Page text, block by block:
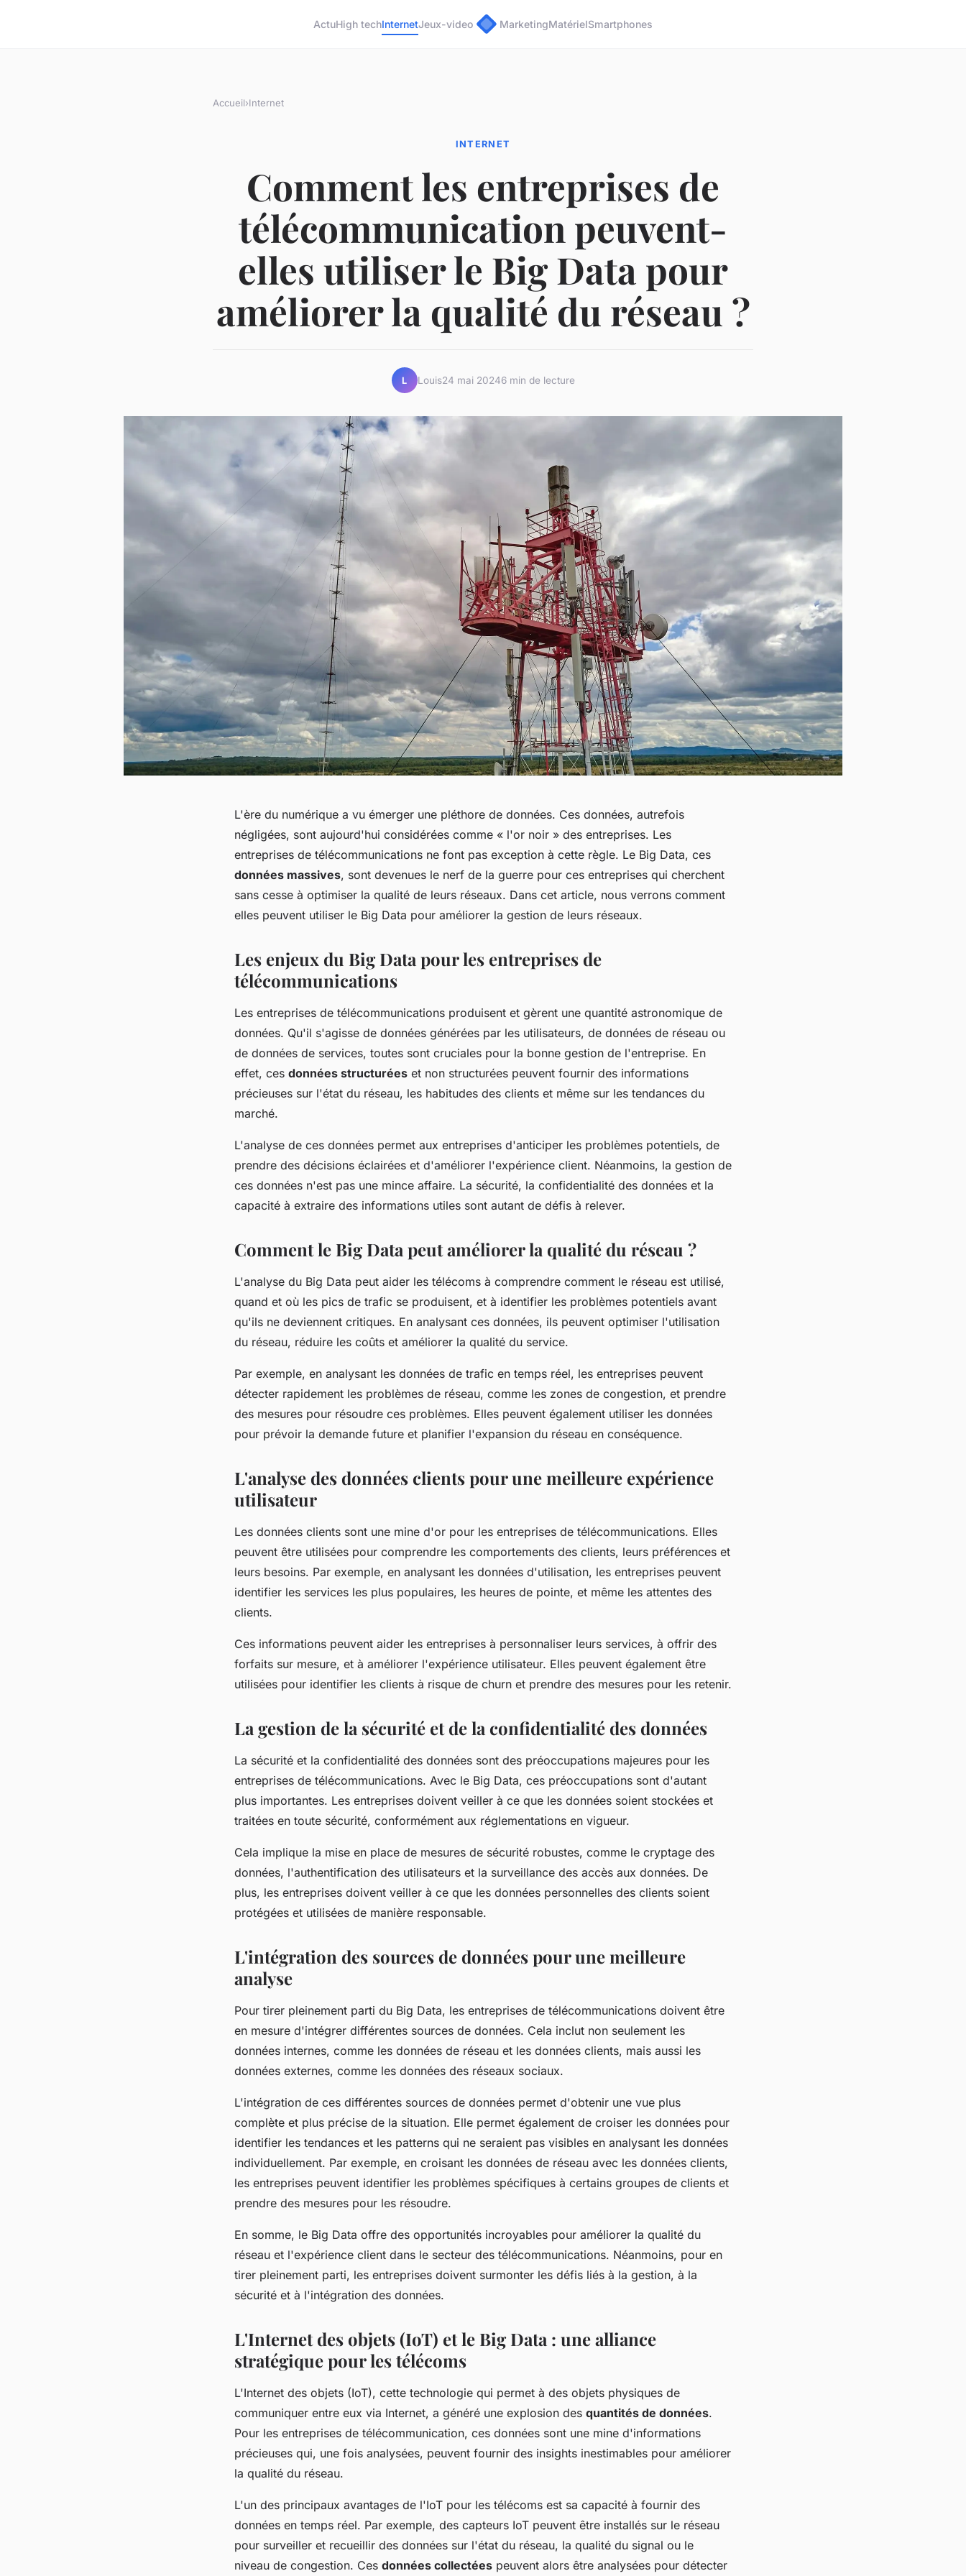
ActuHigh techInternetJeux-video MarketingMatérielSmartphones
Accueil›Internet
INTERNET
Comment les entreprises de
télécommunication peuvent-
elles utiliser le Big Data pour
améliorer la qualité du réseau ?
L Louis24 mai 20246 min de lecture
L'ère du numérique a vu émerger une pléthore de données. Ces données, autrefois
négligées, sont aujourd'hui considérées comme « l'or noir » des entreprises. Les
entreprises de télécommunications ne font pas exception à cette règle. Le Big Data, ces
données massives, sont devenues le nerf de la guerre pour ces entreprises qui cherchent
sans cesse à optimiser la qualité de leurs réseaux. Dans cet article, nous verrons comment
elles peuvent utiliser le Big Data pour améliorer la gestion de leurs réseaux.
Les enjeux du Big Data pour les entreprises de
télécommunications
Les entreprises de télécommunications produisent et gèrent une quantité astronomique de
données. Qu'il s'agisse de données générées par les utilisateurs, de données de réseau ou
de données de services, toutes sont cruciales pour la bonne gestion de l'entreprise. En
effet, ces données structurées et non structurées peuvent fournir des informations
précieuses sur l'état du réseau, les habitudes des clients et même sur les tendances du
marché.
L'analyse de ces données permet aux entreprises d'anticiper les problèmes potentiels, de
prendre des décisions éclairées et d'améliorer l'expérience client. Néanmoins, la gestion de
ces données n'est pas une mince affaire. La sécurité, la confidentialité des données et la
capacité à extraire des informations utiles sont autant de défis à relever.
Comment le Big Data peut améliorer la qualité du réseau ?
L'analyse du Big Data peut aider les télécoms à comprendre comment le réseau est utilisé,
quand et où les pics de trafic se produisent, et à identifier les problèmes potentiels avant
qu'ils ne deviennent critiques. En analysant ces données, ils peuvent optimiser l'utilisation
du réseau, réduire les coûts et améliorer la qualité du service.
Par exemple, en analysant les données de trafic en temps réel, les entreprises peuvent
détecter rapidement les problèmes de réseau, comme les zones de congestion, et prendre
des mesures pour résoudre ces problèmes. Elles peuvent également utiliser les données
pour prévoir la demande future et planifier l'expansion du réseau en conséquence.
L'analyse des données clients pour une meilleure expérience
utilisateur
Les données clients sont une mine d'or pour les entreprises de télécommunications. Elles
peuvent être utilisées pour comprendre les comportements des clients, leurs préférences et
leurs besoins. Par exemple, en analysant les données d'utilisation, les entreprises peuvent
identifier les services les plus populaires, les heures de pointe, et même les attentes des
clients.
Ces informations peuvent aider les entreprises à personnaliser leurs services, à offrir des
forfaits sur mesure, et à améliorer l'expérience utilisateur. Elles peuvent également être
utilisées pour identifier les clients à risque de churn et prendre des mesures pour les retenir.
La gestion de la sécurité et de la confidentialité des données
La sécurité et la confidentialité des données sont des préoccupations majeures pour les
entreprises de télécommunications. Avec le Big Data, ces préoccupations sont d'autant
plus importantes. Les entreprises doivent veiller à ce que les données soient stockées et
traitées en toute sécurité, conformément aux réglementations en vigueur.
Cela implique la mise en place de mesures de sécurité robustes, comme le cryptage des
données, l'authentification des utilisateurs et la surveillance des accès aux données. De
plus, les entreprises doivent veiller à ce que les données personnelles des clients soient
protégées et utilisées de manière responsable.
L'intégration des sources de données pour une meilleure
analyse
Pour tirer pleinement parti du Big Data, les entreprises de télécommunications doivent être
en mesure d'intégrer différentes sources de données. Cela inclut non seulement les
données internes, comme les données de réseau et les données clients, mais aussi les
données externes, comme les données des réseaux sociaux.
L'intégration de ces différentes sources de données permet d'obtenir une vue plus
complète et plus précise de la situation. Elle permet également de croiser les données pour
identifier les tendances et les patterns qui ne seraient pas visibles en analysant les données
individuellement. Par exemple, en croisant les données de réseau avec les données clients,
les entreprises peuvent identifier les problèmes spécifiques à certains groupes de clients et
prendre des mesures pour les résoudre.
En somme, le Big Data offre des opportunités incroyables pour améliorer la qualité du
réseau et l'expérience client dans le secteur des télécommunications. Néanmoins, pour en
tirer pleinement parti, les entreprises doivent surmonter les défis liés à la gestion, à la
sécurité et à l'intégration des données.
L'Internet des objets (IoT) et le Big Data : une alliance
stratégique pour les télécoms
L'Internet des objets (IoT), cette technologie qui permet à des objets physiques de
communiquer entre eux via Internet, a généré une explosion des quantités de données.
Pour les entreprises de télécommunication, ces données sont une mine d'informations
précieuses qui, une fois analysées, peuvent fournir des insights inestimables pour améliorer
la qualité du réseau.
L'un des principaux avantages de l'IoT pour les télécoms est sa capacité à fournir des
données en temps réel. Par exemple, des capteurs IoT peuvent être installés sur le réseau
pour surveiller et recueillir des données sur l'état du réseau, la qualité du signal ou le
niveau de congestion. Ces données collectées peuvent alors être analysées pour détecter